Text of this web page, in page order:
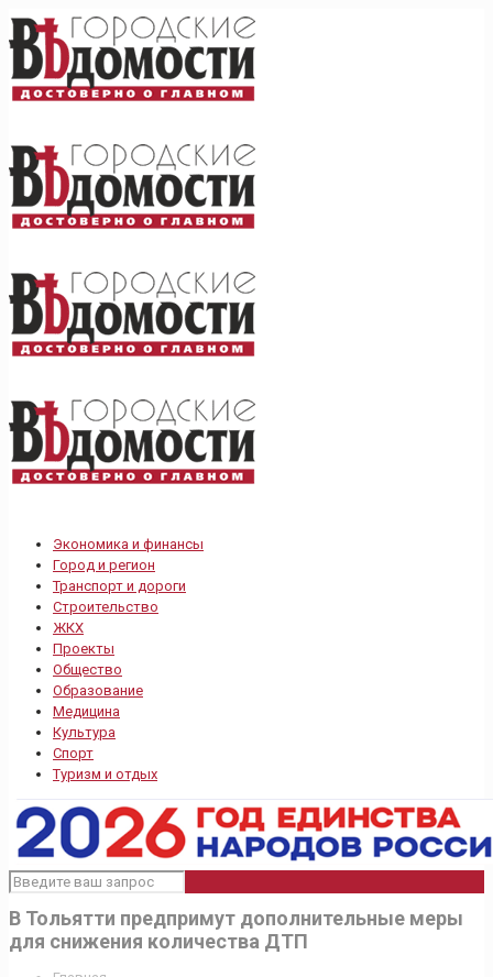
Экономика и финансы
Город и регион
Транспорт и дороги
Строительство
ЖКХ
Проекты
Общество
Образование
Медицина
Культура
Спорт
Туризм и отдых
В Тольятти предпримут дополнительные меры
для снижения количества ДТП